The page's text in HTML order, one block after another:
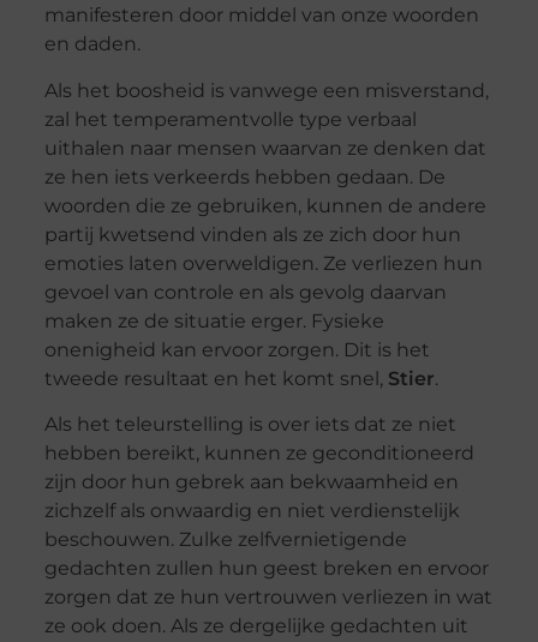
manifesteren door middel van onze woorden
en daden.
Als het boosheid is vanwege een misverstand,
zal het temperamentvolle type verbaal
uithalen naar mensen waarvan ze denken dat
ze hen iets verkeerds hebben gedaan. De
woorden die ze gebruiken, kunnen de andere
partij kwetsend vinden als ze zich door hun
emoties laten overweldigen. Ze verliezen hun
gevoel van controle en als gevolg daarvan
maken ze de situatie erger. Fysieke
onenigheid kan ervoor zorgen. Dit is het
tweede resultaat en het komt snel, Stier.
Als het teleurstelling is over iets dat ze niet
hebben bereikt, kunnen ze geconditioneerd
zijn door hun gebrek aan bekwaamheid en
zichzelf als onwaardig en niet verdienstelijk
beschouwen. Zulke zelfvernietigende
gedachten zullen hun geest breken en ervoor
zorgen dat ze hun vertrouwen verliezen in wat
ze ook doen. Als ze dergelijke gedachten uit